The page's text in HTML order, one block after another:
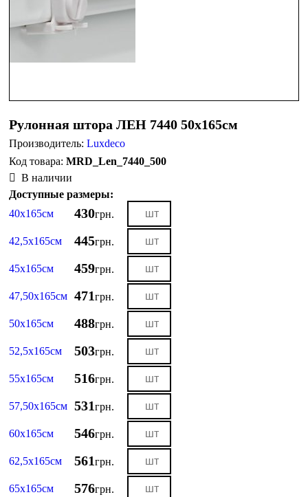
Рулонная штора ЛЕН 7440 50х165см
Производитель:Luxdeco
MRD_Len_7440_500
В наличии
Доступные размеры:
40х165см
430грн.
42,5х165см 445грн.
45х165см 459грн.
47,50х165см 471грн.
50х165см 488грн.
52,5х165см 503грн.
55х165см 516грн.
57,50х165см 531грн.
60х165см 546грн.
62,5х165см 561грн.
65х165см 576грн.